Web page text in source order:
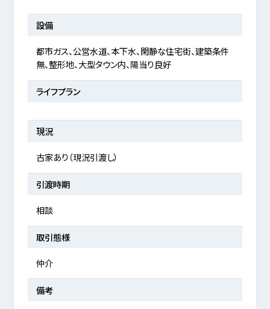
設備
都市ガス、公営水道、本下水、閑静な住宅街、建築条件
無、整形地、大型タウン内、陽当り良好
ライフプラン
現況
古家あり（現況引渡し）
引渡時期
相談
取引態様
仲介
備考